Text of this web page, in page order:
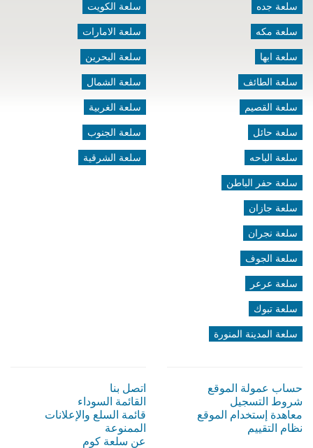
سلعة جده
سلعة مكه
سلعة ابها
سلعة الطائف
سلعة القصيم
سلعة حائل
سلعة الباحه
سلعة حفر الباطن
سلعة جازان
سلعة نجران
سلعة الجوف
سلعة عرعر
سلعة تبوك
سلعة المدينة المنورة
سلعة الكويت
سلعة الامارات
سلعة البحرين
سلعة الشمال
سلعة الغربية
سلعة الجنوب
سلعة الشرقية
حساب عمولة الموقع
شروط التسجيل
معاهدة إستخدام الموقع
نظام التقييم
اتصل بنا
القائمة السوداء
قائمة السلع والإعلانات
الممنوعة
عن سلعة كوم